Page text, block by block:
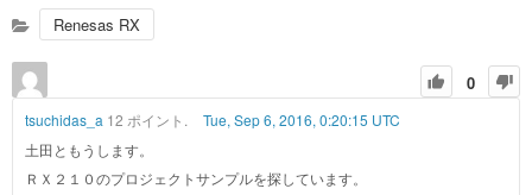
Renesas RX
0
tsuchidas_a 12 ポイント.
Tue, Sep 6, 2016, 0:20:15 UTC
土田ともうします。
ＲＸ２１０のプロジェクトサンプルを探しています。